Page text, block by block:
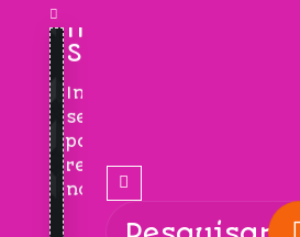
INSCREVA-
SE!
Inscreva-
se
para
receber
novidades!